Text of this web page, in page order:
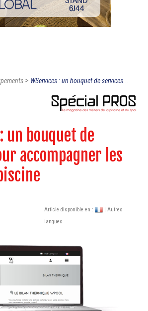
> WServices : un bouquet de services...
un bouquet de
accompagner les
Article disponible en :
| Autres
langues